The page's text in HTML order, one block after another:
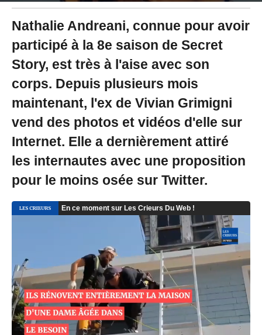
-
M
u
r
l
e
0
8
2
0
1
8
:
1
1
Nathalie Andreani, connue pour avoir
participé à la 8e saison de Secret
Story, est très à l'aise avec son
corps. Depuis plusieurs mois
maintenant, l'ex de Vivian Grimigni
vend des photos et vidéos d'elle sur
Internet. Elle a dernièrement attiré
les internautes avec une proposition
pour le moins osée sur Twitter.